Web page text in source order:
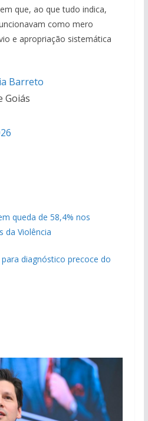
que, ao que tudo indica,
como mero
e apropriação sistemática
Barreto
Goiás
queda de 58,4% nos
da Violência
diagnóstico precoce do